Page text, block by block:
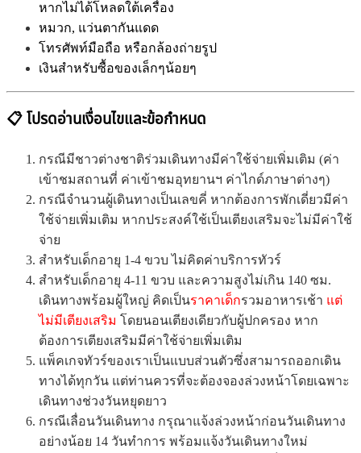
หากไม่ได้โหลดใต้เครื่อง
หมวก, แว่นตากันแดด
โทรศัพท์มือถือ หรือกล้องถ่ายรูป
เงินสำหรับซื้อของเล็กๆน้อยๆ
📋 โปรดอ่านเงื่อนไขและข้อกำหนด
กรณีมีชาวต่างชาติร่วมเดินทางมีค่าใช้จ่ายเพิ่มเติม (ค่า
เข้าชมสถานที่ ค่าเข้าชมอุทยานฯ ค่าไกด์ภาษาต่างๆ)
กรณีจำนวนผู้เดินทางเป็นเลขคี่ หากต้องการพักเดี่ยวมีค่า
ใช้จ่ายเพิ่มเติม หากประสงค์ใช้เป็นเตียงเสริมจะไม่มีค่าใช้
จ่าย
สำหรับเด็กอายุ 1-4 ขวบ ไม่คิดค่าบริการทัวร์
สำหรับเด็กอายุ 4-11 ขวบ และความสูงไม่เกิน 140 ซม.
เดินทางพร้อมผู้ใหญ่ คิดเป็นราคาเด็กรวมอาหารเช้า แต่
ไม่มีเตียงเสริม โดยนอนเตียงเดียวกับผู้ปกครอง หาก
ต้องการเตียงเสริมมีค่าใช้จ่ายเพิ่มเติม
แพ็คเกจทัวร์ของเราเป็นแบบส่วนตัวซึ่งสามารถออกเดิน
ทางได้ทุกวัน แต่ท่านควรที่จะต้องจองล่วงหน้าโดยเฉพาะ
เดินทางช่วงวันหยุดยาว
กรณีเลื่อนวันเดินทาง กรุณาแจ้งล่วงหน้าก่อนวันเดินทาง
อย่างน้อย 14 วันทำการ พร้อมแจ้งวันเดินทางใหม่